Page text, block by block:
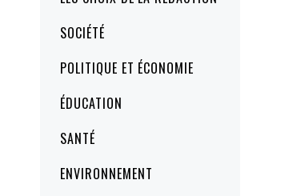
Menu
SOCIÉTÉ
POLITIQUE ET ÉCONOMIE
ÉDUCATION
SANTÉ
ENVIRONNEMENT